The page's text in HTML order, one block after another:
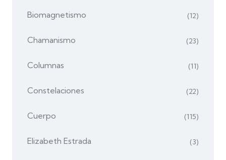
Biomagnetismo (12)
Chamanismo (23)
Columnas (11)
Constelaciones (22)
Cuerpo (115)
Elizabeth Estrada (3)